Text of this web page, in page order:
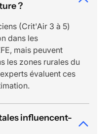
?
(Crit'Air 3 à 5)
dans les
mais peuvent
les zones rurales du
évaluent ces
influencent-